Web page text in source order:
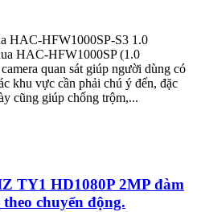
HAC-HFW1000SP-S3 1.0
HAC-HFW1000SP (1.0
quan sát giúp người dùng có
khu vực cần phải chú ý đến, đặc
cũng giúp chống trộm,...
TY1 HD1080P 2MP đàm
chuyển động.